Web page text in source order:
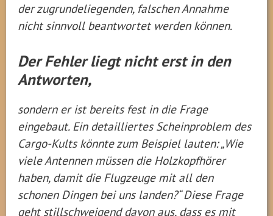
der zugrundeliegenden, falschen Annahme
nicht sinnvoll beantwortet werden können.
Der Fehler liegt nicht erst in den
Antworten,
sondern er ist bereits fest in die Frage
eingebaut. Ein detailliertes Scheinproblem des
Cargo-Kults könnte zum Beispiel lauten: „Wie
viele Antennen müssen die Holzkopfhörer
haben, damit die Flugzeuge mit all den
schonen Dingen bei uns landen?“ Diese Frage
geht stillschweigend davon aus, dass es mit